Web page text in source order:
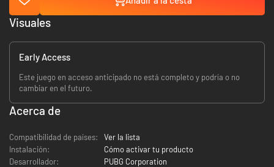
Early Access
Este juego en acceso anticipado no está completo y podría o no
cambiar en el futuro.
Acerca de
Compatibilidad de países:
Ver la lista
Instalación:
Cómo activar tu producto
Desarrollador:
PUBG Corporation
Visuales